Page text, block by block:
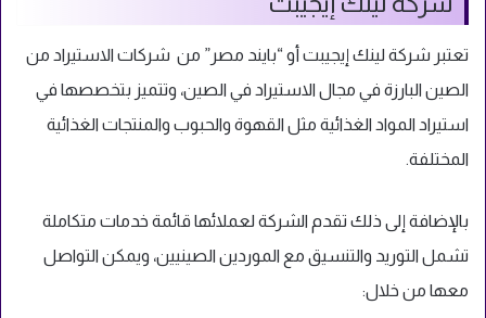
تعتبر شركة لينك إيجيبت أو “بايند مصر” من شركات الاستيراد من
الصين البارزة في مجال الاستيراد في الصين، وتتميز بتخصصها في
استيراد المواد الغذائية مثل القهوة والحبوب والمنتجات الغذائية
المختلفة.
بالإضافة إلى ذلك تقدم الشركة لعملائها قائمة خدمات متكاملة
تشمل التوريد والتنسيق مع الموردين الصينيين، ويمكن التواصل
معها من خلال: